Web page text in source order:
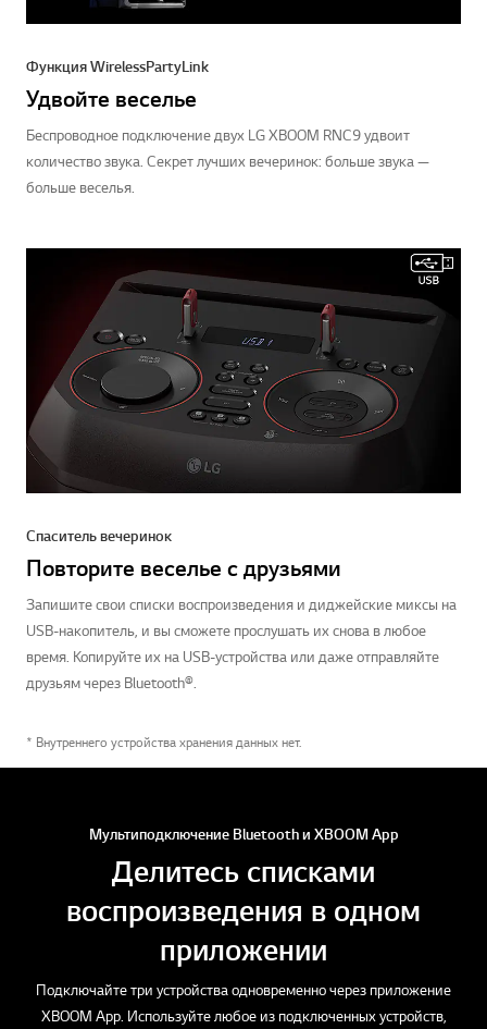
Функция Wireless Party Link
Удвойте веселье
Беспроводное подключение двух LG XBOOM RNC9 удвоит
количество звука. Секрет лучших вечеринок: больше звука —
больше веселья.
Спаситель вечеринок
Повторите веселье с друзьями
Запишите свои списки воспроизведения и диджейские миксы на
USB-накопитель, и вы сможете прослушать их снова в любое
время. Копируйте их на USB-устройства или даже отправляйте
друзьям через Bluetooth®.
* Внутреннего устройства хранения данных нет.
Мультиподключение Bluetooth и XBOOM App
Делитесь списками
воспроизведения в одном
приложении
Подключайте три устройства одновременно через приложение
XBOOM App. Используйте любое из подключенных устройств,